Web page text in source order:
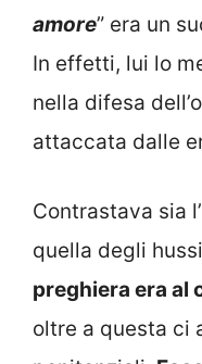
amore” era un
In effetti, lui lo
nella difesa
attaccata dalle
Contrastava sia
quella degli
preghiera era al
oltre a questa ci